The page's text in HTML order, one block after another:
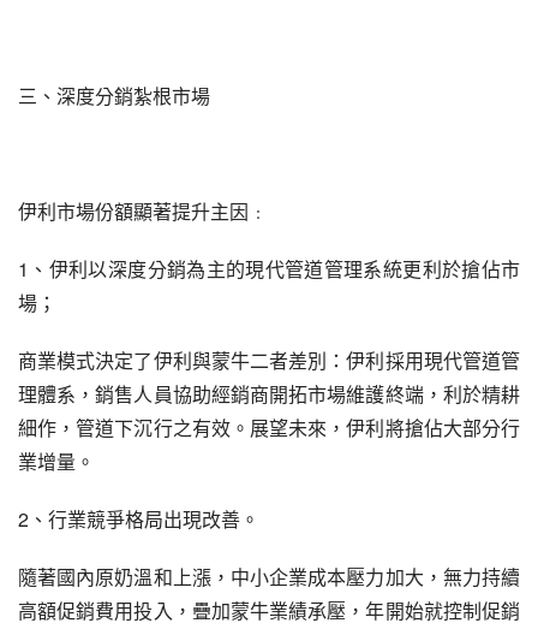
三、深度分銷紮根市場
伊利市場份額顯著提升主因﹕
1、伊利以深度分銷為主的現代管道管理系統更利於搶佔市
場；
商業模式決定了伊利與蒙牛二者差別：伊利採用現代管道管
理體系，銷售人員協助經銷商開拓市場維護終端，利於精耕
細作，管道下沉行之有效。展望未來，伊利將搶佔大部分行
業增量。
2、行業競爭格局出現改善。
隨著國內原奶溫和上漲，中小企業成本壓力加大，無力持續
高額促銷費用投入，疊加蒙牛業績承壓，年開始就控制促銷